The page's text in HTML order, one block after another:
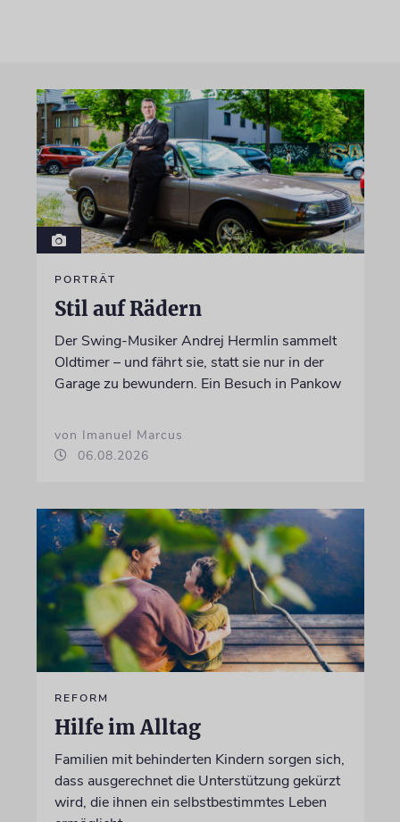
PORTRÄT
Stil auf Rädern
Der Swing-Musiker Andrej Hermlin sammelt
Oldtimer – und fährt sie, statt sie nur in der
Garage zu bewundern. Ein Besuch in Pankow
von Imanuel Marcus
06.08.2026
REFORM
Hilfe im Alltag
Familien mit behinderten Kindern sorgen sich,
dass ausgerechnet die Unterstützung gekürzt
wird, die ihnen ein selbstbestimmtes Leben